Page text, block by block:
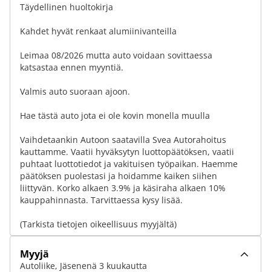
Täydellinen huoltokirja
Kahdet hyvät renkaat alumiinivanteilla
Leimaa 08/2026 mutta auto voidaan sovittaessa
katsastaa ennen myyntiä.
Valmis auto suoraan ajoon.
Hae tästä auto jota ei ole kovin monella muulla
Vaihdetaankin Autoon saatavilla Svea Autorahoitus
kauttamme. Vaatii hyväksytyn luottopäätöksen, vaatii
puhtaat luottotiedot ja vakituisen työpaikan. Haemme
päätöksen puolestasi ja hoidamme kaiken siihen
liittyvän. Korko alkaen 3.9% ja käsiraha alkaen 10%
kauppahinnasta. Tarvittaessa kysy lisää.
(Tarkista tietojen oikeellisuus myyjältä)
Myyjä
Autoliike, Jäsenenä 3 kuukautta